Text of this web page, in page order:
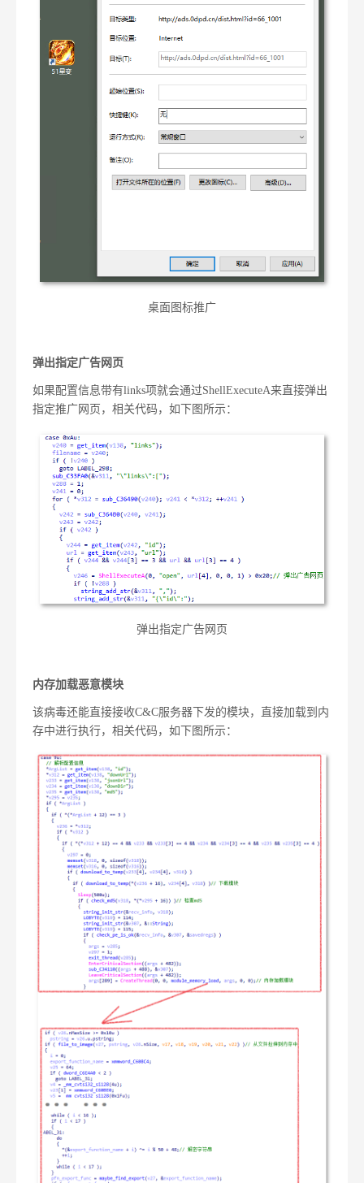
桌面图标推广
弹出指定广告网页
如果配置信息带有links项就会通过ShellExecuteA来直接弹出
指定推广网页，相关代码，如下图所示：
弹出指定广告网页
内存加载恶意模块
该病毒还能直接接收C&C服务器下发的模块，直接加载到内
存中进行执行，相关代码，如下图所示：